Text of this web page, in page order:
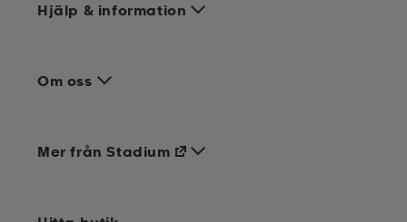
Hjälp & information
Om oss
Mer från Stadium